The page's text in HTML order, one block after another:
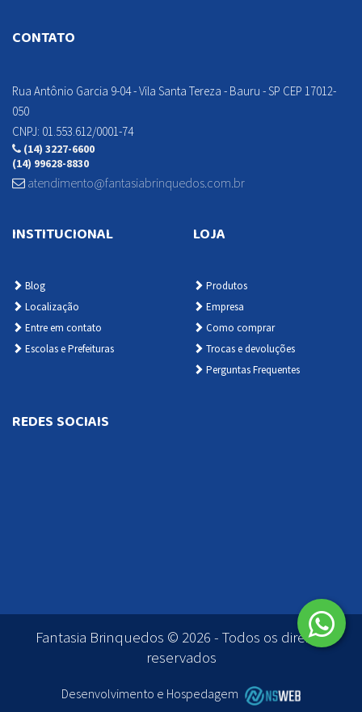
Detalhes
Indisponível
Detalhes
CONTATO
Rua Antônio Garcia 9-04 - Vila Santa Tereza - Bauru - SP CEP 17012-
050
CNPJ: 01.553.612/0001-74
(14) 3227-6600
(14) 99628-8830
atendimento@fantasiabrinquedos.com.br
INSTITUCIONAL
Blog
Localização
Entre em contato
Escolas e Prefeituras
LOJA
Produtos
Empresa
Como comprar
Trocas e devoluções
Perguntas Frequentes
REDES SOCIAIS
Fantasia Brinquedos © 2026 - Todos os direitos
reservados
Desenvolvimento e Hospedagem